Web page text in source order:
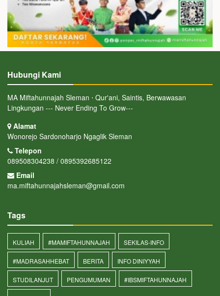
Hubungi Kami
MA Miftahunnajah Sleman ⋅ Qur'ani, Saintis, Berwawasan
Lingkungan --- Never Ending To Grow---
Alamat
Wonorejo Sardonoharjo Ngaglik Sleman
Telepon
089508304238 / 0895392685122
Email
ma.miftahunnajahsleman@gmail.com
Tags
KULIAH #MAMIFTAHUNNAJAH SEKILAS-INFO
#MADRASAHHEBAT BERITA INFO DINIYYAH
STUDILANJUT PENGUMUMAN #IBSMIFTAHUNNAJAH